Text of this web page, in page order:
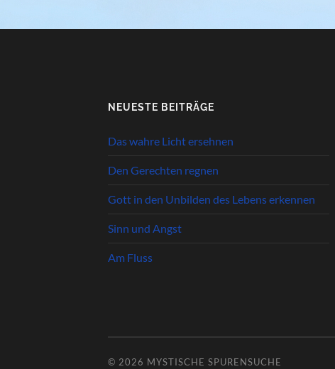
NEUESTE BEITRÄGE
Das wahre Licht ersehnen
Den Gerechten regnen
Gott in den Unbilden des Lebens erkennen
Sinn und Angst
Am Fluss
© 2026 MYSTISCHE SPURENSUCHE